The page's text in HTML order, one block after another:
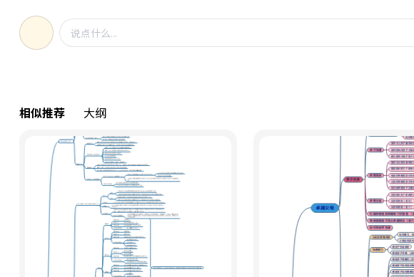
相似推荐 大纲